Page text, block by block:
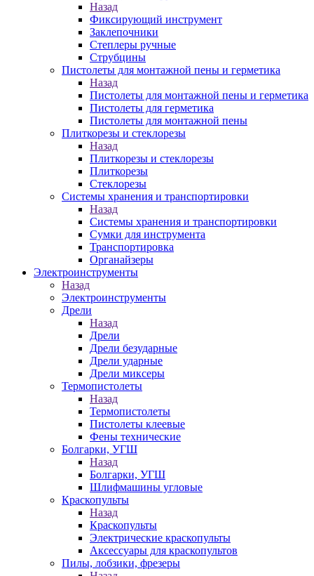
Назад
Фиксирующий инструмент
Заклепочники
Степлеры ручные
Струбцины
Пистолеты для монтажной пены и герметика
Назад
Пистолеты для монтажной пены и герметика
Пистолеты для герметика
Пистолеты для монтажной пены
Плиткорезы и стеклорезы
Назад
Плиткорезы и стеклорезы
Плиткорезы
Стеклорезы
Системы хранения и транспортировки
Назад
Системы хранения и транспортировки
Сумки для инструмента
Транспортировка
Органайзеры
Электроинструменты
Назад
Электроинструменты
Дрели
Назад
Дрели
Дрели безударные
Дрели ударные
Дрели миксеры
Термопистолеты
Назад
Термопистолеты
Пистолеты клеевые
Фены технические
Болгарки, УГШ
Назад
Болгарки, УГШ
Шлифмашины угловые
Краскопульты
Назад
Краскопульты
Электрические краскопульты
Аксессуары для краскопультов
Пилы, лобзики, фрезеры